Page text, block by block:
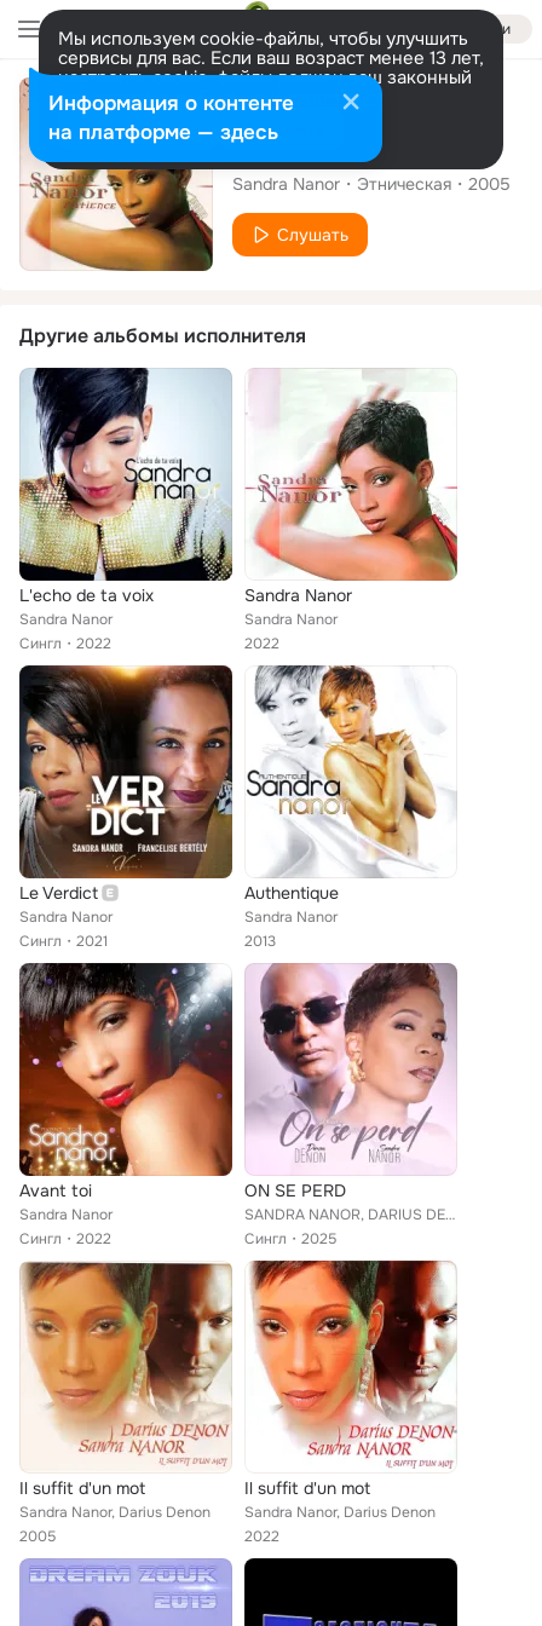
Войти
Мы используем cookie-файлы, чтобы улучшить
сервисы для вас. Если ваш возраст менее 13 лет,
настроить cookie-файлы должен ваш законный
представитель. Больше информации
Разрешить все Настроить
Альбом
Patience
Sandra Nanor Этническая 2005
Слушать
Другие альбомы исполнителя
L'echo de ta voix
Sandra Nanor
Сингл
2022
Sandra Nanor
Sandra Nanor
2022
Le Verdict
Sandra Nanor
Сингл
2021
Authentique
Sandra Nanor
2013
Avant toi
Sandra Nanor
Сингл
2022
ON SE PERD
SANDRA NANOR, DARIUS DENON
Сингл
2025
Il suffit d'un mot
Sandra Nanor, Darius Denon
2005
Il suffit d'un mot
Sandra Nanor, Darius Denon
2022
Информация о контенте
на платформе — здесь